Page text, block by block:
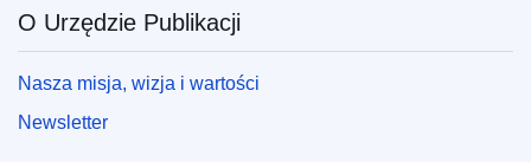
O Urzędzie Publikacji
Nasza misja, wizja i wartości
Newsletter